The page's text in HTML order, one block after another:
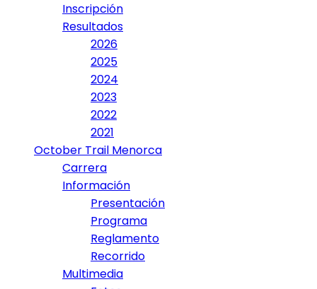
Inscripción
Resultados
2026
2025
2024
2023
2022
2021
October Trail Menorca
Carrera
Información
Presentación
Programa
Reglamento
Recorrido
Multimedia